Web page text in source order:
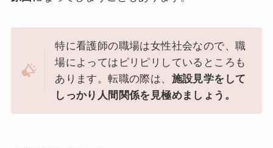
特に看護師の職場は女性社会なので、職
場によってはピリピリしているところも
あります。転職の際は、 施設見学をして
しっかり人間関係を見極めましょう。